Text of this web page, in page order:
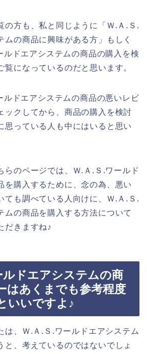
の方も、私と同じように「Ｗ.Ａ.Ｓ.
ムの商品に興味がある方」もしく
ルドエアシステムの商品の購入を検
覧になっているのだと思います。
ルドエアシステムの商品の悪いレビ
ックしてから、商品の購入を検討
思っている人も中にはいると思い
らのページでは、Ｗ.Ａ.Ｓ.ワールド
を購入するために、念の為、悪い
ても調べている人向けに、Ｗ.Ａ.Ｓ.
ムの商品を購入する方法について
だきますね♪
ルドエアシステムの商
はあくまでも参考程度
いいですよ♪
は、Ｗ.Ａ.Ｓ.ワールドエアシステム
と、考えているのではないでしょ